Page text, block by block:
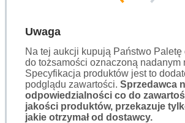
Uwaga
Na tej aukcji kupują Państwo Paletę
do tożsamości oznaczoną nadanym
Specyfikacja produktów jest to
podglądu zawartości. Sprzedawca
odpowiedzialności co do
jakości produktów, przekazuje
jakie otrzymał od dostawcy.